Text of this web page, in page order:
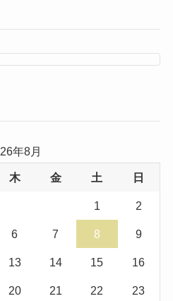
年8月
木 金 土 日
1 2
6 7 8 9
13 14 15 16
20 21 22 23